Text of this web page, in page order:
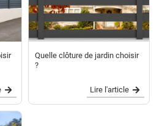
Quelle clôture de jardin choisir
?
Lire l'article